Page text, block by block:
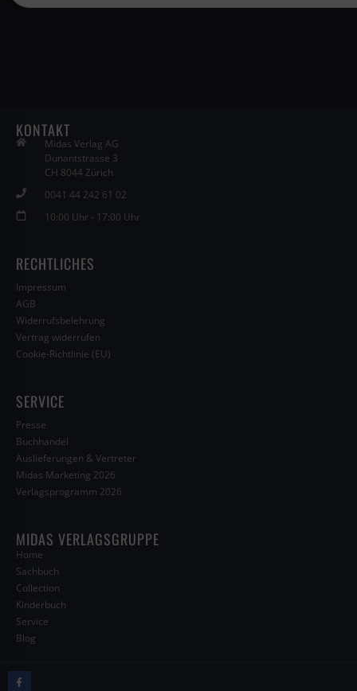
KONTAKT
Midas Verlag AG
Dunantstrasse 3
CH 8044 Zürich
0041 44 242 61 02
10:00 Uhr - 17:00 Uhr
RECHTLICHES
Impressum
AGB
Widerrufsbelehrung
Vertrag widerrufen
Cookie-Richtlinie (EU)
SERVICE
Presse
Buchhandel
Auslieferungen & Vertreter
Midas Marketing 2026
Verlagsprogramm 2026
MIDAS VERLAGSGRUPPE
Home
Sachbuch
Collection
Kinderbuch
Service
Blog